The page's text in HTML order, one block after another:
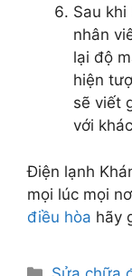
Sau
nhân
lại độ
hiện
sẽ viết
với
Điện lạnh
mọi lúc mọi
điều hòa hãy
Danh